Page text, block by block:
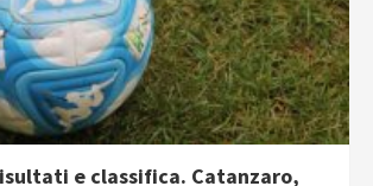
e classifica. Catanzaro,